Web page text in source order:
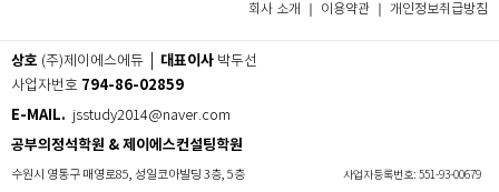
회사 소개 ｜ 이용약관 개인정보취급방침
상호 (주)제이에스에듀 │ 대표이사 박두선
사업자번호 794-86-02859
E-MAIL. jsstudy2014@naver.com
공부의정석학원 & 제이에스컨설팅학원
수원시 영통구 매영로85, 성일코아빌딩 3층, 5층 사업자등록번호: 551-93-00679